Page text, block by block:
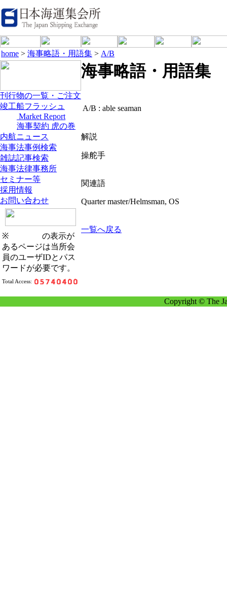
home > 海事略語・用語集 > A/B
刊行物の一覧・ご注文
竣工船フラッシュ
Market Report
海事契約 虎の巻
内航ニュース
海事法事例検索
雑誌記事検索
海事法律事務所
セミナー等
採用情報
お問い合わせ
※
の表示が
あるページは当所会
員のユーザIDとパス
ワードが必要です。
Total Access:
海事略語・用語集
A/B : able seaman
解説
操舵手
関連語
Quarter master/Helmsman, OS
一覧へ戻る
Copyright © The